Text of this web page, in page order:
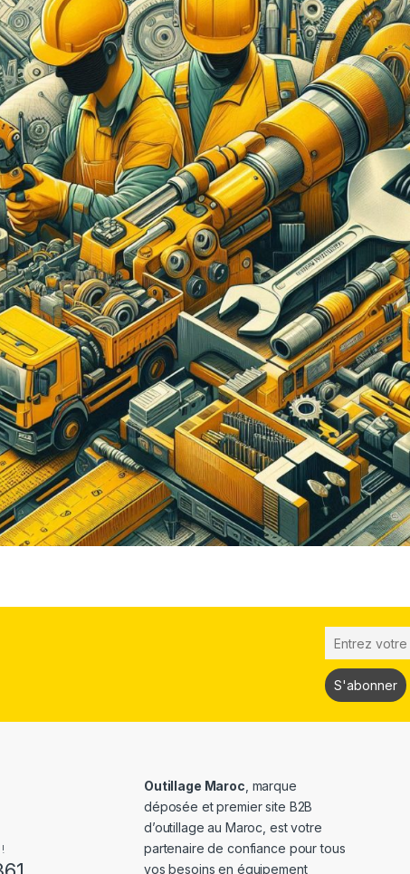
Outillage Maroc, marque
déposée et premier site B2B
d’outillage au Maroc, est votre
partenaire de confiance pour tous
vos besoins en équipement